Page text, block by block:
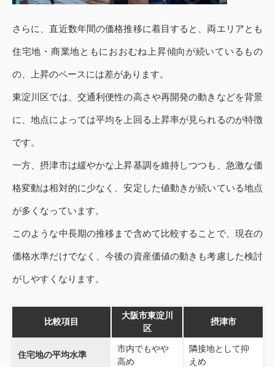
さらに、直近数年間の価格推移に着目すると、両エリアとも
住宅地・商業地ともにおおむね上昇傾向が続いているもの
の、上昇のペースには差があります。
東淀川区では、交通利便性の高さや再開発の動きなどを背景
に、地点によっては平均を上回る上昇率が見られるのが特徴
です。
一方、摂津市は緩やかな上昇基調を維持しつつも、急激な価
格変動は相対的に少なく、安定した値動きが続いている地点
が多くなっています。
このような中長期の推移まで含めて比較することで、現在の
価格水準だけでなく、今後の資産価値の動きも考慮した検討
がしやすくなります。
比較項目
大阪市東淀川
区
摂津市
住宅地の平均水準
市内でもやや
高め
隣接地として抑
えめ